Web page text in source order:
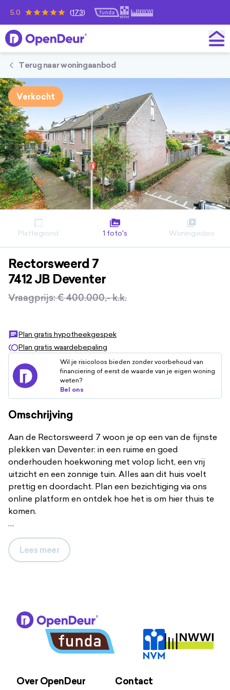
5.0 (173)
OpenDeur
Terug naar woningaanbod
Plattegrond 1 foto's Woningvideo
Verkocht
Rectorsweerd 7
7412 JB Deventer
Vraagprijs:€ 400.000,-k.k.
Plan gratis hypotheekgespek
Plan gratis waardebepaling
Wil je risicoloos bieden zonder voorbehoud van
financiering of eerst de waarde van je eigen woning
weten?
Bel ons
Omschrijving
Aan de Rectorsweerd 7 woon je op een van de fijnste
plekken van Deventer: in een ruime en goed
onderhouden hoekwoning met volop licht, een vrij
uitzicht en een zonnige tuin. Alles aan dit huis voelt
prettig en doordacht. Plan een bezichtiging via ons
online platform en ontdek hoe het is om hier thuis te
komen.
Een huis dat met je meedenkt
Zodra je binnenstapt, valt het daglicht van meerdere
kanten naar binnen. Het is zo’n plek waar je vanzelf
een moderne hoekopstelling met inbouwapparatuur
zoals een koelvriescombinatie, oven,
inductiekookplaat, afzuigkap en vaatwasser. Vanuit de
woonkamer is de zonnige achtertuin, gelegen op het
zuidoosten, bereikbaar. Hier vind je een fijn terras, een
de woning. Ook aan de voor- en zijkant is volop
Lees meer
Over OpenDeur Contact